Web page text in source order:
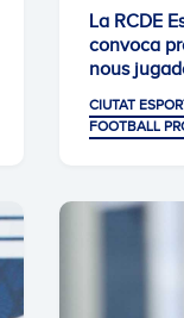
La RCDE
convoca
nous
CIUTAT
FOOTBALL